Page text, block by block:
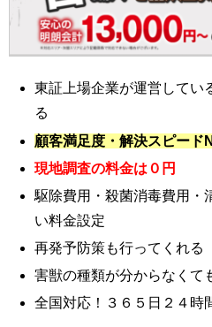
東証上場企業が運営してい
る
顧客満足度・解決スピード
現地調査の料金は０円
駆除費用・殺菌消毒費用・
い料金設定
再発予防策も行ってくれる
害獣の種類が分からなくて
全国対応！３６５日２４時